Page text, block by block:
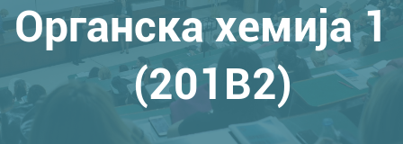
Органска хемија 1
(201B2)